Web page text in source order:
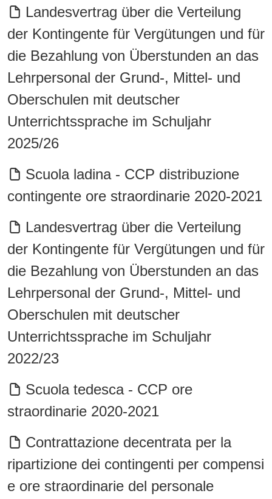
Landesvertrag über die Verteilung
der Kontingente für Vergütungen und für
die Bezahlung von Überstunden an das
Lehrpersonal der Grund-, Mittel- und
Oberschulen mit deutscher
Unterrichtssprache im Schuljahr
2025/26
Scuola ladina - CCP distribuzione
contingente ore straordinarie 2020-2021
Landesvertrag über die Verteilung
der Kontingente für Vergütungen und für
die Bezahlung von Überstunden an das
Lehrpersonal der Grund-, Mittel- und
Oberschulen mit deutscher
Unterrichtssprache im Schuljahr
2022/23
Scuola tedesca - CCP ore
straordinarie 2020-2021
Contrattazione decentrata per la
ripartizione dei contingenti per compensi
e ore straordinarie del personale